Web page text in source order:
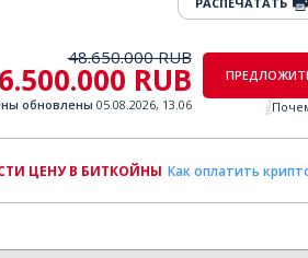
48.650.000 RUB
RUB
обновлены 05.08.2026, 13.06
ЦЕНУ В БИТКОЙНЫ Как оплатить